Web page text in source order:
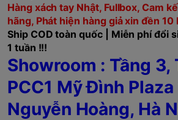
Hàng xách tay Nhật, Fullbox, Cam
hãng, Phát hiện hàng giả xin đền 10
Ship COD toàn quốc | Miễn phí đổi
1 tuần !!!
Showroom : Tầng 3,
PCC1 Mỹ Đình Plaza
Nguyễn Hoàng, Hà